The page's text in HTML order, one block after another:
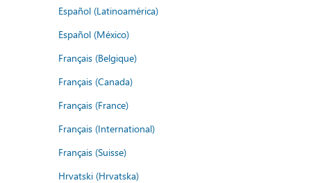
Español (Latinoamérica)
Español (México)
Français (Belgique)
Français (Canada)
Français (France)
Français (International)
Français (Suisse)
Hrvatski (Hrvatska)